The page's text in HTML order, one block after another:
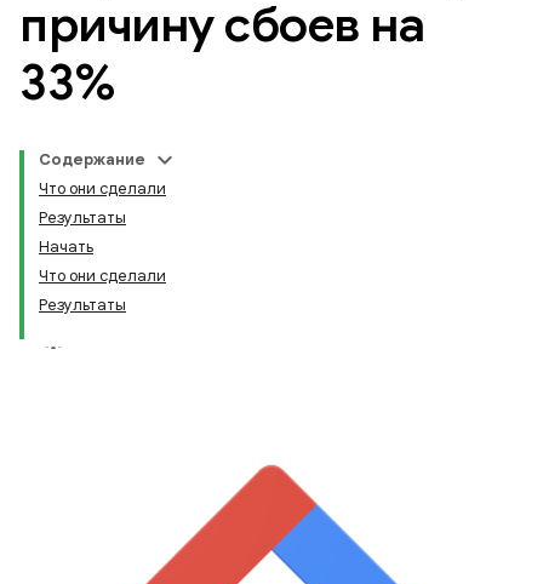
причину сбоев на
33%
Содержание
Что они сделали
Результаты
Начать
Что они сделали
Результаты